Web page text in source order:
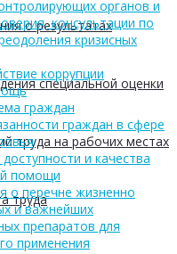
о результатах
специальной оценки
труда на рабочих местах
труда
органов и
консультации по
кризисных
коррупции
граждан
граждан в сфере
и качества
помощи
о перечне жизненно
и важнейших
препаратов для
применения